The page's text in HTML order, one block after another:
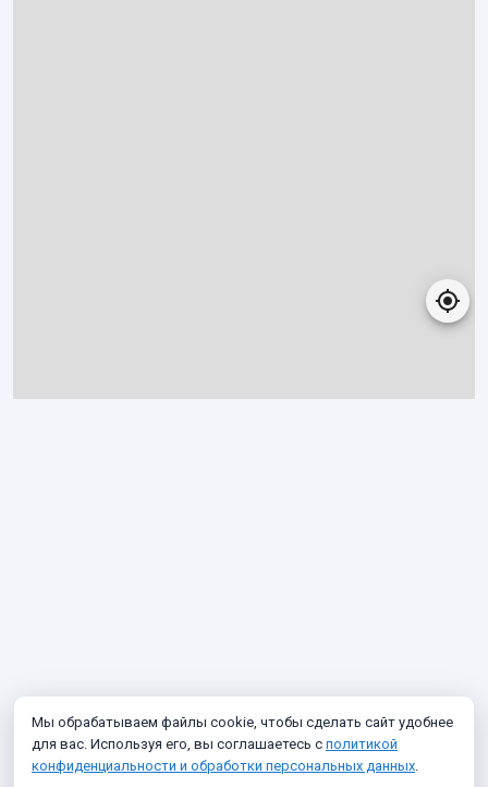
Мы обрабатываем файлы cookie, чтобы сделать сайт удобнее
для вас. Используя его, вы соглашаетесь с политикой
конфиденциальности и обработки персональных данных.